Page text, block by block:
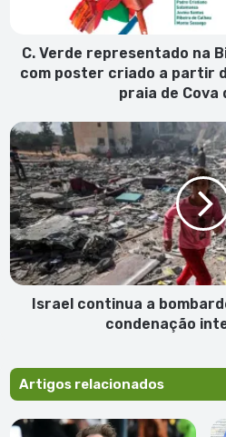
partir
retirado
da
praia
de
Cova
d'Inglesa
C. Verde representado na
com poster criado a partir
praia de Cova
Israel
continua
a
bombardear
Rafah
apesar
da
condenação
internacional
Israel continua a
condenação
Artigos relacionados